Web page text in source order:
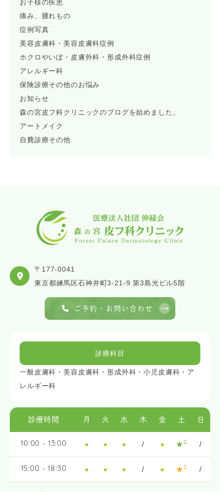
お子様の疾患
痛み、腫れもの
症例写真
美容皮膚科・美容皮膚科症例
ホクロやいぼ・皮膚外科・形成外科症例
アレルギー科
保険診療その他のお悩み
お知らせ
森の宮皮フ科クリニックのブログを始めました。
アートメイク
自費診療その他
〒177-0041
東京都練馬区石神井町3-21-9 第3島光ビル5階
ご予約・お問い合わせ
診療科目
一般皮膚科・美容皮膚科・形成外科・小児皮膚科・ア
レルギー科
診療時間 月 火 水 木 金 土 日
10:00 - 13:00 ● ● ● / ● ★ 1 /
15:00 - 18:30 ● ● ● / ● ★2 /